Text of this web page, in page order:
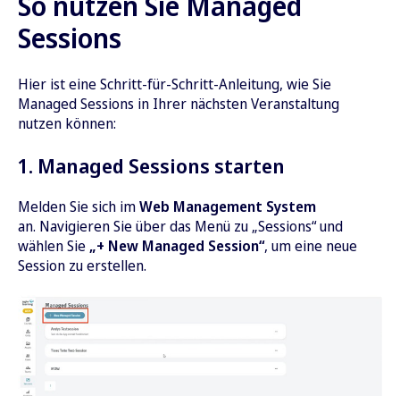
Sessions
Hier ist eine Schritt-für-Schritt-Anleitung, wie Sie
Managed Sessions in Ihrer nächsten Veranstaltung
nutzen können:
1. Managed Sessions starten
Melden Sie sich imWeb Management System
an. Navigieren Sie über das Menü zu „Sessions“ und
wählen Sie „+ New Managed Session“, um eine neue
Session zu erstellen.